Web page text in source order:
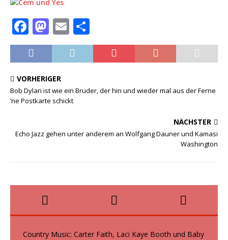
F
a
c
e
b
o
k
M
a
st
o
d
o
E
m
ai
ei
le
VORHERIGER
Bob Dylan ist wie ein Bruder, der hin und wieder mal aus der Ferne
’ne Postkarte schickt
NÄCHSTER
Echo Jazz gehen unter anderem an Wolfgang Dauner und Kamasi
Washington
Country Music: Carter Faith, Laci Kaye Booth und Baby